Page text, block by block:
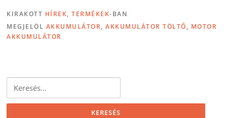
KIRAKOTT HÍREK,TERMÉKEK-BAN
MEGJELÖL AKKUMULÁTOR,AKKUMULÁTOR TÖLTŐ, MOTOR
AKKUMULÁTOR